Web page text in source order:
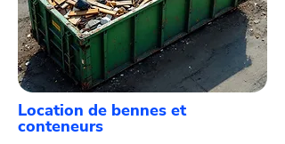
Location de bennes et
conteneurs